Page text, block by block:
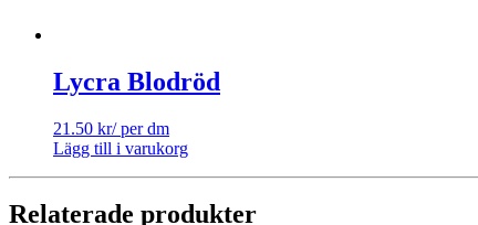
Lycra Blodröd
21.50 kr/ per dm
Lägg till i varukorg
Relaterade produkter